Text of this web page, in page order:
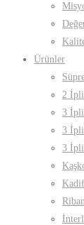
Ürünler
2
3
3
3